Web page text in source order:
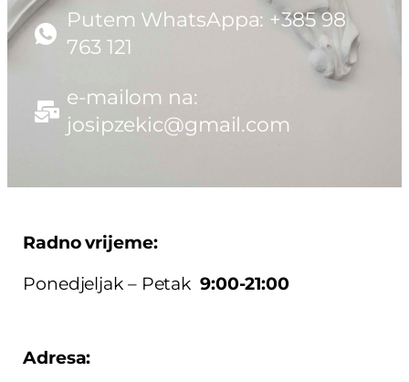
Putem WhatsAppa: +385 98
763 121
e-mailom na:
josipzekic@gmail.com
Radno vrijeme:
Ponedjeljak – Petak 9:00-21:00
Adresa: